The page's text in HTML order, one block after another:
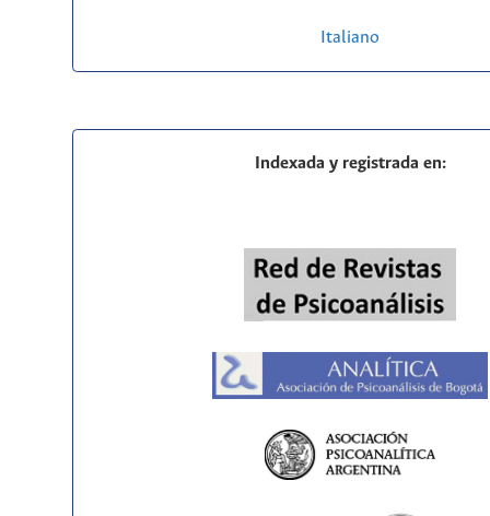
Italiano
Indexada y registrada en: